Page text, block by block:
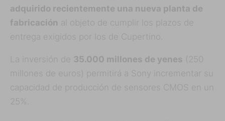
adquirido recientemente una nueva planta de
fabricación al objeto de cumplir los plazos de
entrega exigidos por los de Cupertino.
La inversión de 35.000 millones de yenes (250
millones de euros) permitirá a Sony incrementar su
capacidad de producción de sensores CMOS en un
25%.